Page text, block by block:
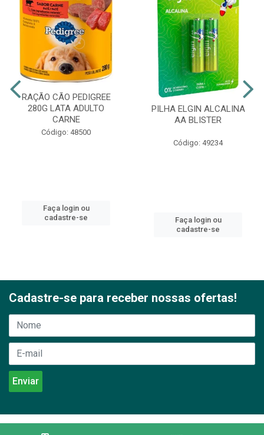
RAÇÃO CÃO PEDIGREE
280G LATA ADULTO
CARNE
Código: 48500
Faça login ou
cadastre-se
PILHA ELGIN ALCALINA
AA BLISTER
Código: 49234
Faça login ou
cadastre-se
Cadastre-se para receber nossas ofertas!